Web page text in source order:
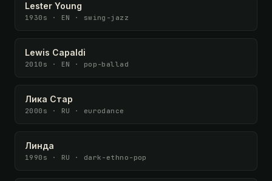
Lester Young
1930s · EN · swing-jazz
Lewis Capaldi
2010s · EN · pop-ballad
Лика Стар
2000s · RU · eurodance
Линда
1990s · RU · dark-ethno-pop